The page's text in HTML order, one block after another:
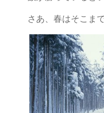
さあ、春はそこま